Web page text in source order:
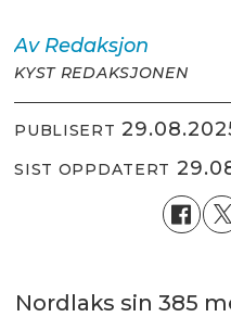
Av Redaksjon
KYST REDAKSJONEN
PUBLISERT
SIST OPPDATERT
Nordlaks sin 385